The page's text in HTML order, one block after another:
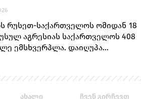
რუსეთ-საქართველოს ომიდან 18
აგრესიას საქართველოს 408
ემსხვერპლა. დაიღუპა
ახალი ჩვენ გირჩევთ